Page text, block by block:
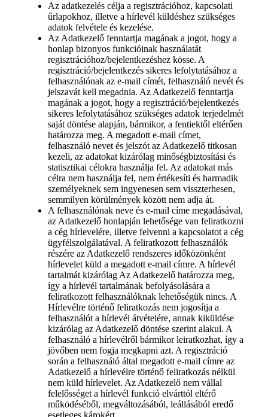
Az adatkezelés célja a regisztrációhoz, kapcsolati
űrlapokhoz, illetve a hírlevél küldéshez szükséges
adatok felvétele és kezelése.
Az Adatkezelő fenntartja magának a jogot, hogy a
honlap bizonyos funkcióinak használatát
regisztrációhoz/bejelentkezéshez kösse. A
regisztráció/bejelentkezés sikeres lefolytatásához a
felhasználónak az e-mail címét, felhasználó nevét és
jelszavát kell megadnia. Az Adatkezelő fenntartja
magának a jogot, hogy a regisztráció/bejelentkezés
sikeres lefolytatásához szükséges adatok terjedelmét
saját döntése alapján, bármikor, a fentiektől eltérően
határozza meg. A megadott e-mail címet,
felhasználó nevet és jelszót az Adatkezelő titkosan
kezeli, az adatokat kizárólag minőségbiztosítási és
statisztikai célokra használja fel. Az adatokat más
célra nem használja fel, nem értékesíti és harmadik
személyeknek sem ingyenesen sem visszterhesen,
semmilyen körülmények között nem adja át.
A felhasználónak neve és e-mail címe megadásával,
az Adatkezelő honlapján lehetősége van feliratkozni
a cég hírlevelére, illetve felvenni a kapcsolatot a cég
ügyfélszolgálatával. A feliratkozott felhasználók
részére az Adatkezelő rendszeres időközönként
hírlevelet küld a megadott e-mail címre. A hírlevél
tartalmát kizárólag Az Adatkezelő határozza meg,
így a hírlevél tartalmának befolyásolására a
feliratkozott felhasználóknak lehetőségük nincs. A
Hírlevélre történő feliratkozás nem jogosítja a
felhasználót a hírlevél átvételére, annak kiküldése
kizárólag az Adatkezelő döntése szerint alakul. A
felhasználó a hírlevélről bármikor leiratkozhat, így a
jövőben nem fogja megkapni azt. A regisztráció
során a felhasználó által megadott e-mail címre az
Adatkezelő a hírlevélre történő feliratkozás nélkül
nem küld hírlevelet. Az Adatkezelő nem vállal
felelősséget a hírlevél funkció elvárttól eltérő
működéséből, megváltozásából, leállásából eredő
esetleges károkért.